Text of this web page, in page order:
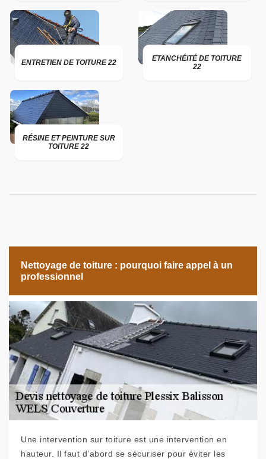
ENTRETIEN DE TOITURE 22
ETANCHÉITÉ DE TOITURE
22
RÉSINE ET PEINTURE SUR
TOITURE 22
Nettoyage de toiture : pourquoi faire appel à un
professionnel
Une intervention sur toiture est une intervention en
hauteur. Il faut d’abord se sécuriser pour éviter les